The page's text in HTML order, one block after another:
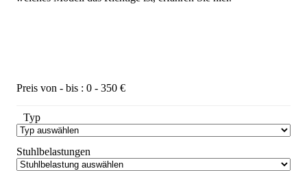
Preis von - bis : 0 - 350 €
Typ
Stuhlbelastungen